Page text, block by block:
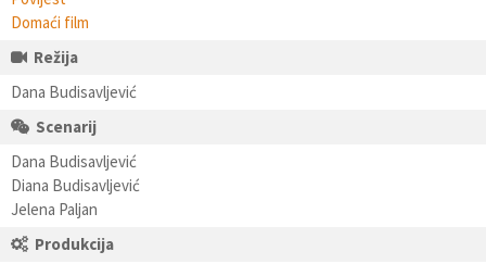
Domaći film
Režija
Dana Budisavljević
Scenarij
Dana Budisavljević
Diana Budisavljević
Jelena Paljan
Produkcija